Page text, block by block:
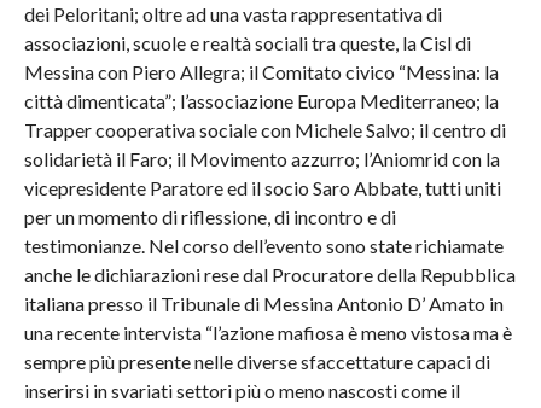
dei Peloritani; oltre ad una vasta rappresentativa di
associazioni, scuole e realtà sociali tra queste, la Cisl di
Messina con Piero Allegra; il Comitato civico “Messina: la
città dimenticata”; l’associazione Europa Mediterraneo; la
Trapper cooperativa sociale con Michele Salvo; il centro di
solidarietà il Faro; il Movimento azzurro; l’Aniomrid con la
vicepresidente Paratore ed il socio Saro Abbate, tutti uniti
per un momento di riflessione, di incontro e di
testimonianze. Nel corso dell’evento sono state richiamate
anche le dichiarazioni rese dal Procuratore della Repubblica
italiana presso il Tribunale di Messina Antonio D’ Amato in
una recente intervista “l’azione mafiosa è meno vistosa ma è
sempre più presente nelle diverse sfaccettature capaci di
inserirsi in svariati settori più o meno nascosti come il